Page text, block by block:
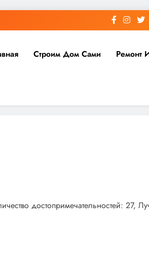
Строим Дом Сами Ремонт
достопримечательностей: 27,